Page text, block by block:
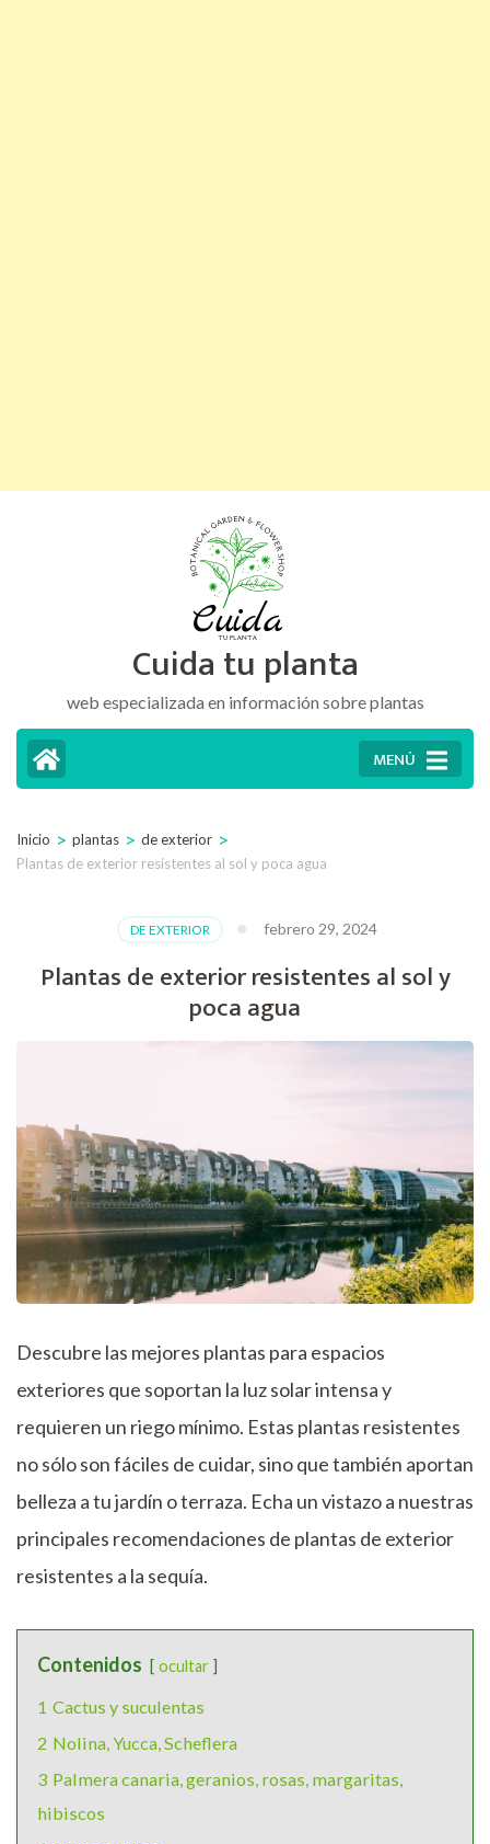
Intro)
Cuida tu planta
web especializada en información sobre plantas
MENÚ
Inicio > plantas > de exterior >
Plantas de exterior resistentes al sol y poca agua
DE EXTERIOR febrero 29, 2024
Plantas de exterior resistentes al sol y
poca agua
Descubre las mejores plantas para espacios
exteriores que soportan la luz solar intensa y
requieren un riego mínimo. Estas plantas resistentes
no sólo son fáciles de cuidar, sino que también aportan
belleza a tu jardín o terraza. Echa un vistazo a nuestras
principales recomendaciones de plantas de exterior
resistentes a la sequía.
Contenidos ocultar
1 Cactus y suculentas
2 Nolina, Yucca, Scheflera
3 Palmera canaria, geranios, rosas, margaritas,
hibiscos